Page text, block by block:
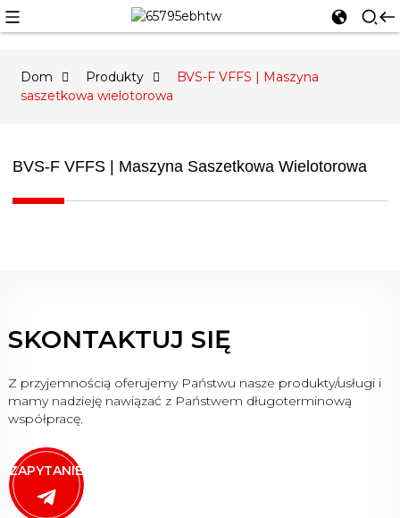
Dom Produkty
BVS-F VFFS | Maszyna
saszetkowa wielotorowa
BVS-F VFFS | Maszyna Saszetkowa Wielotorowa
SKONTAKTUJ SIĘ
Z przyjemnością oferujemy Państwu nasze produkty/usługi i
mamy nadzieję nawiązać z Państwem długoterminową
współpracę.
ZAPYTANIE